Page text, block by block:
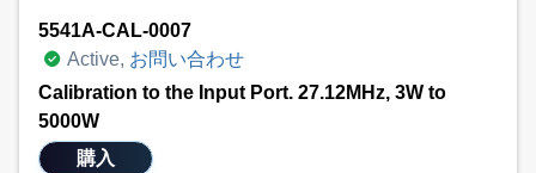
5541A-CAL-0007
Active, お問い合わせ
Calibration to the Input Port. 27.12MHz, 3W to
5000W
購入